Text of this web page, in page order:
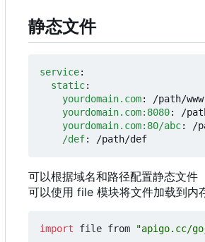
静态文件
service:
static:
yourdomain.com:
/path/www
yourdomain.com:8080:
/
yourdomain.com:80/abc:
/
/def: /path/def
可以根据域名和路径配置静态文件
可以使用 file 模块将文件加载到内
import file from "apigo.cc/